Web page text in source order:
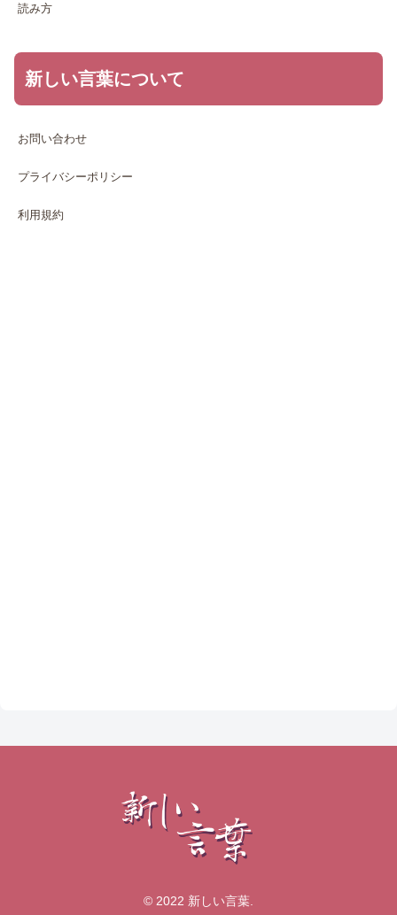
読み方
新しい言葉について
お問い合わせ
プライバシーポリシー
利用規約
© 2022 新しい言葉.